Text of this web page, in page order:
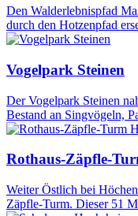
Den Walderlebnispfad
durch den Hotzenpfad
Vogelpark Steinen
Der Vogelpark Steinen
Bestand an Singvögeln,
Rothaus-Zäpfle-
Weiter Östlich bei
Zäpfle-Turm. Dieser 51